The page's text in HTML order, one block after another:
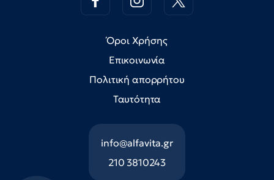
Όροι Χρήσης
Επικοινωνία
Πολιτική απορρήτου
Ταυτότητα
info@alfavita.gr
210 3810243